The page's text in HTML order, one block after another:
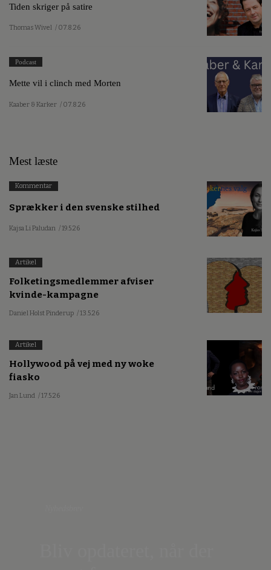
Tiden skriger på satire
Thomas Wivel / 07.8.26
Podcast
Mette vil i clinch med Morten
Kaaber & Karker / 07.8.26
Mest læste
Kommentar
Sprækker i den svenske stilhed
Kajsa Li Paludan / 19.5.26
Artikel
Folketingsmedlemmer afviser
kvinde-kampagne
Daniel Holst Pinderup / 13.5.26
Artikel
Hollywood på vej med ny woke
fiasko
Jan Lund / 17.5.26